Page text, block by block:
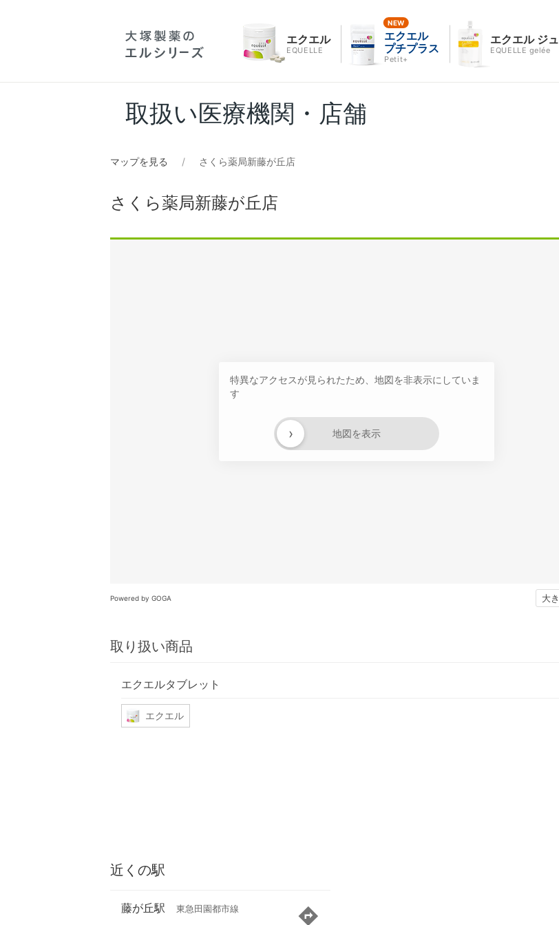
エクエル
EQUELLE
エクエル
プチプラス
Petit+
エクエル ジ
EQUELLE gelée
取扱い医療機関・店舗
マップを見る さくら薬局新藤が丘店
さくら薬局新藤が丘店
特異なアクセスが見られたため、地図を非表示にしていま
す
地図を表示
›
Powered by GOGA 大
取り扱い商品
エクエルタブレット
エクエル
近くの駅
藤が丘駅 東急田園都市線